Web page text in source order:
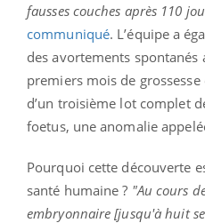
fausses couches après 110
communiqué. L’équipe a
des avortements spontanés
premiers mois de
d’un troisième lot complet
foetus, une anomalie
Pourquoi cette découverte
santé humaine ? "Au cours
embryonnaire [jusqu'à huit